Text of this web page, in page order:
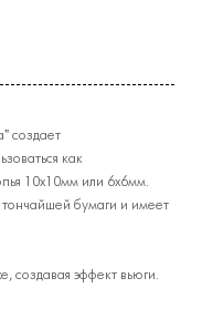
создает
как
10х10мм или 6х6мм.
тончайшей бумаги и имеет
создавая эффект вьюги.